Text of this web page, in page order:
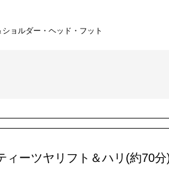
ョルダー・ヘッド・フット
ィーツヤリフト＆ハリ(約70分